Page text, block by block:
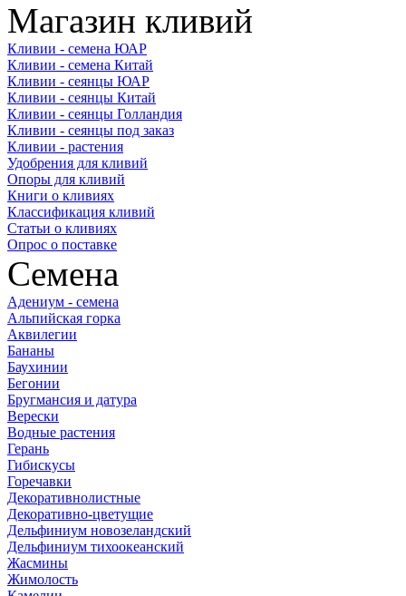
Магазин кливий
Кливии - семена ЮАР
Кливии - семена Китай
Кливии - сеянцы ЮАР
Кливии - сеянцы Китай
Кливии - сеянцы Голландия
Кливии - сеянцы под заказ
Кливии - растения
Удобрения для кливий
Опоры для кливий
Книги о кливиях
Классификация кливий
Статьи о кливиях
Опрос о поставке
Семена
Адениум - семена
Альпийская горка
Аквилегии
Бананы
Баухинии
Бегонии
Бругмансия и датура
Верески
Водные растения
Герань
Гибискусы
Горечавки
Декоративнолистные
Декоративно-цветущие
Дельфиниум новозеландский
Дельфиниум тихоокеанский
Жасмины
Жимолость